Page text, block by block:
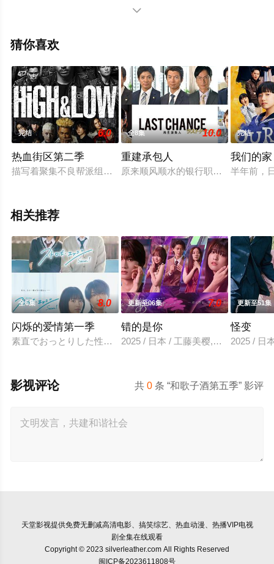
添义弘,鎌苅健太等演员精彩演绎的日本电视剧，大结局剧
视剧全集就上天堂电影网，更多相关信息可移步至豆瓣电

猜你喜欢
完结 6.0
热血街区第二季
描写着聚集不良帮派组织的SWORD地区，捲起了激烈的争斗以
全8集 10.0
重建承包人
原来顺风顺水的银行职员樫村（仲村
完结
我们的家
半年前，
相关推荐
全6集 8.0
闪烁的爱情第一季
素直でおっとりした性格の仁菜子は、まだ恋という感情を知
更新至06集 7.0
错的是你
2025 / 日本 / 工藤美樱,山中柔太朗,
更新至51集
怪变
2025 / 日
共0 条 “和歌子酒第五季” 影评
影视评论
天堂影视提供免费无删减高清电影、搞笑综艺、热血动漫、热播VIP电视
剧全集在线观看
Copyright © 2023 silverleather.com All Rights Reserved
闽ICP备2023611808号